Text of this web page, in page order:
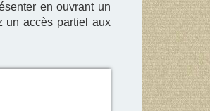
en ouvrant un
un accès partiel aux